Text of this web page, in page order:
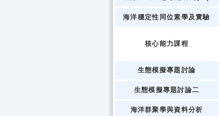
海洋穩定性同位素學及實驗
核心能力課程
生態模擬專題討論
生態模擬專題討論二
海洋群聚學與資料分析